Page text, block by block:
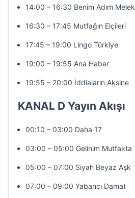
14:00 – 16:30 Benim Adım Melek
16:30 – 17:45 Mutfağın Elçileri
17:45 – 19:00 Lingo Türkiye
19:00 – 19:55 Ana Haber
19:55 – 20:00 İddiaların Aksine
KANAL D Yayın Akışı
00:10 – 03:00 Daha 17
03:00 – 05:00 Gelinim Mutfakta
05:00 – 07:00 Siyah Beyaz Aşk
07:00 – 09:00 Yabancı Damat